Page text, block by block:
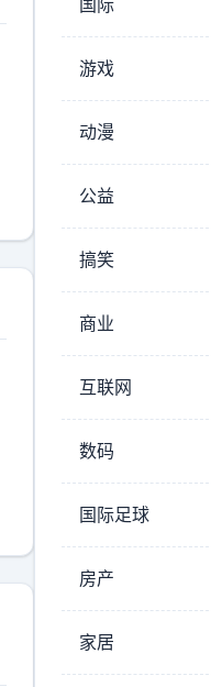
国际
游戏
动漫
公益
搞笑
商业
互联网
数码
国际足球
房产
家居